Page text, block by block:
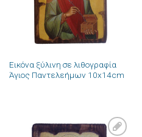
Εικόνα ξύλινη σε λιθογραφία
Άγιος Παντελεήμων 10x14cm